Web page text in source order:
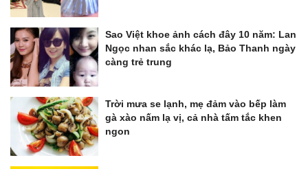
Sao Việt khoe ảnh cách đây 10 năm: Lan
Ngọc nhan sắc khác lạ, Bảo Thanh ngày
càng trẻ trung
Trời mưa se lạnh, mẹ đảm vào bếp làm
gà xào nấm lạ vị, cả nhà tấm tắc khen
ngon